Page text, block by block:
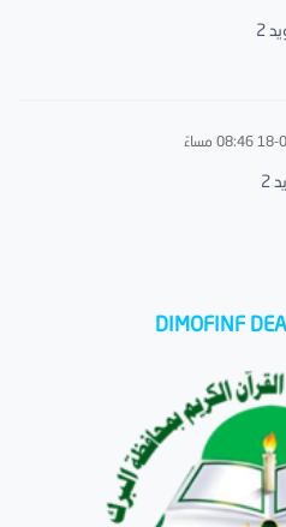
2
2
DIMOFINF